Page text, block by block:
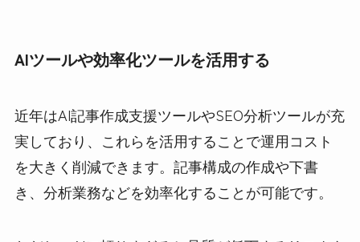
AIツールや効率化ツールを活用する
近年はAI記事作成支援ツールやSEO分析ツールが充
実しており、これらを活用することで運用コスト
を大きく削減できます。記事構成の作成や下書
き、分析業務などを効率化することが可能です。